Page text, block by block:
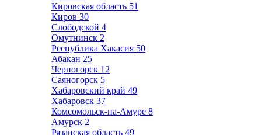
Кировская область 51
Киров 30
Слободской 4
Омутнинск 2
Республика Хакасия 50
Абакан 25
Черногорск 12
Саяногорск 5
Хабаровский край 49
Хабаровск 37
Комсомольск-на-Амуре 8
Амурск 2
Рязанская область 49